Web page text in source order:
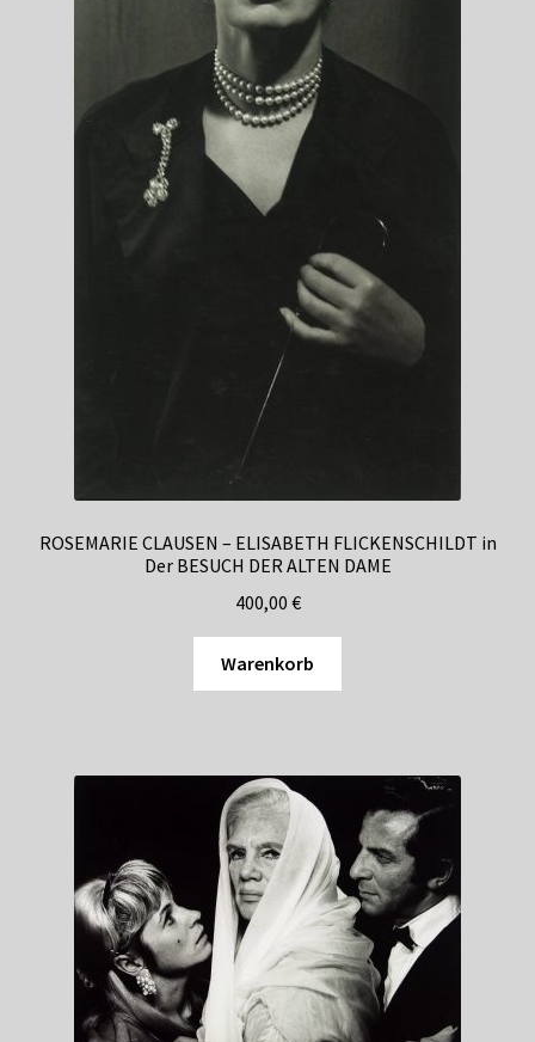
ROSEMARIE CLAUSEN – ELISABETH FLICKENSCHILDT in
Der BESUCH DER ALTEN DAME
400,00 €
Warenkorb